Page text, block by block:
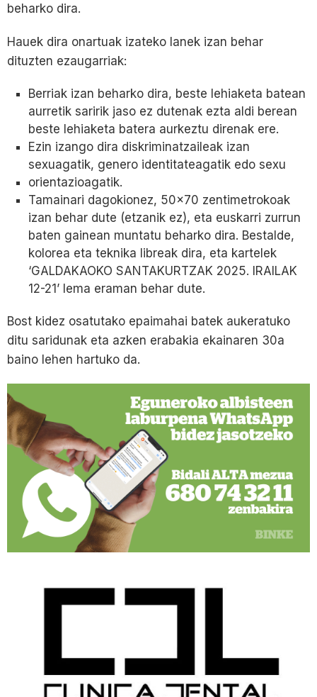
beharko dira.
Hauek dira onartuak izateko lanek izan behar
dituzten ezaugarriak:
Berriak izan beharko dira, beste lehiaketa batean
aurretik saririk jaso ez dutenak ezta aldi berean
beste lehiaketa batera aurkeztu direnak ere.
Ezin izango dira diskriminatzaileak izan
sexuagatik, genero identitateagatik edo sexu
orientazioagatik.
Tamainari dagokionez, 50×70 zentimetrokoak
izan behar dute (etzanik ez), eta euskarri zurrun
baten gainean muntatu beharko dira. Bestalde,
kolorea eta teknika libreak dira, eta kartelek
‘GALDAKAOKO SANTAKURTZAK 2025. IRAILAK
12-21’ lema eraman behar dute.
Bost kidez osatutako epaimahai batek aukeratuko
ditu saridunak eta azken erabakia ekainaren 30a
baino lehen hartuko da.